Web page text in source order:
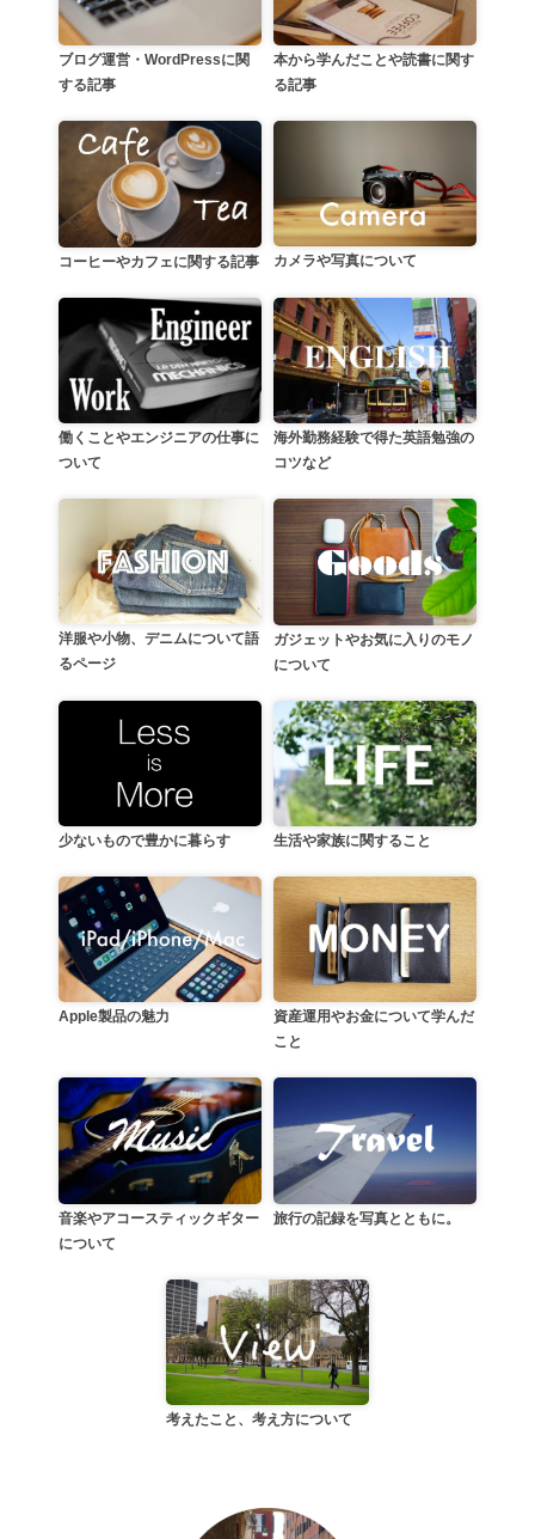
ブログ運営・WordPressに関
する記事
本から学んだことや読書に関す
る記事
コーヒーやカフェに関する記事 カメラや写真について
働くことやエンジニアの仕事に
ついて
海外勤務経験で得た英語勉強の
コツなど
洋服や小物、デニムについて語
るページ
ガジェットやお気に入りのモノ
について
少ないもので豊かに暮らす 生活や家族に関すること
Apple製品の魅力
資産運用やお金について学んだ
こと
音楽やアコースティックギター
について
旅行の記録を写真とともに。
考えたこと、考え方について